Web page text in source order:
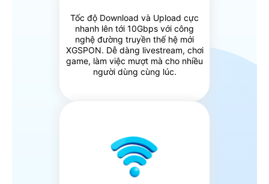
Tốc độ Download và Upload cực
nhanh lên tới 10Gbps với công
nghệ đường truyền thế hệ mới
XGSPON. Dễ dàng livestream, chơi
game, làm việc mượt mà cho nhiều
người dùng cùng lúc.